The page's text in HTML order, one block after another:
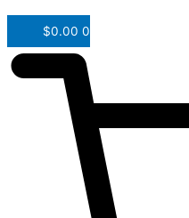
$0.00 0